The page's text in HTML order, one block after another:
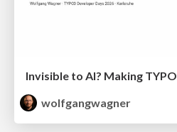
wolfgangwagner